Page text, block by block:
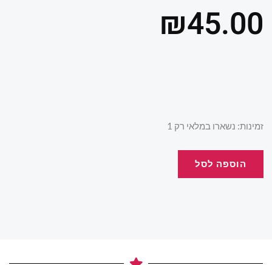
₪45.00
זמינות: נשארו במלאי רק 1
כמות
הוספה לסל